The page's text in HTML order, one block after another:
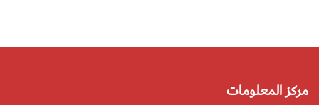
مركز المعلومات